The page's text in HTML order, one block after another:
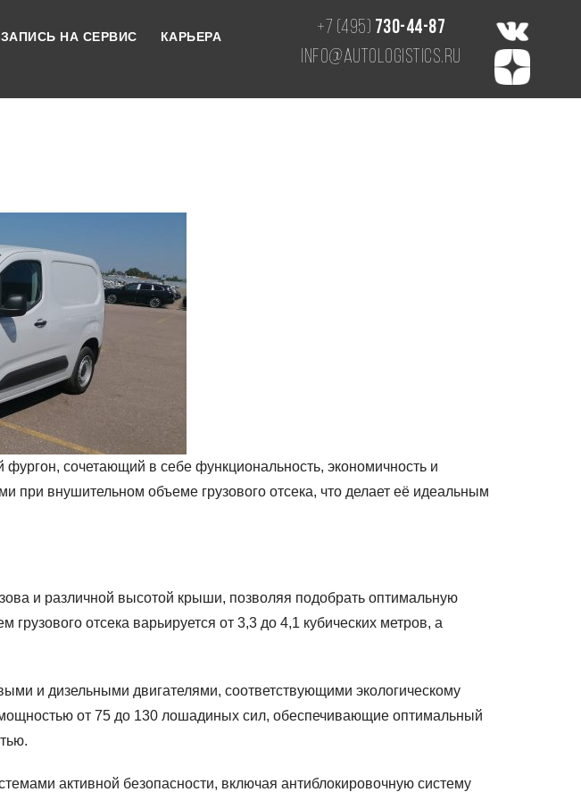
ЗАПИСЬ НА СЕРВИС КАРЬЕРА +7 (495) 730-44-87
info@autologistics.ru
фургон, сочетающий в себе функциональность, экономичность и
при внушительном объеме грузового отсека, что делает её идеальным
и различной высотой крыши, позволяя подобрать оптимальную
отсека варьируется от 3,3 до 4,1 кубических метров, а
и дизельными двигателями, соответствующими экологическому
от 75 до 130 лошадиных сил, обеспечивающие оптимальный
активной безопасности, включая антиблокировочную систему